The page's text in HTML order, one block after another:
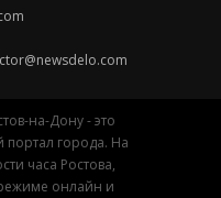
на-Дону - это
города. На
часа Ростова,
онлайн и